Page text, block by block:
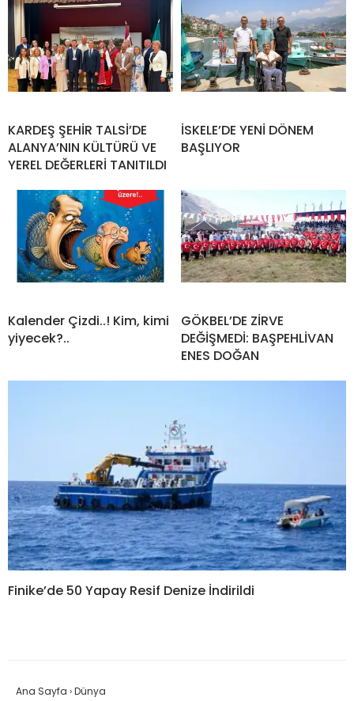
KARDEŞ ŞEHİR TALSİ’DE
ALANYA’NIN KÜLTÜRÜ VE
YEREL DEĞERLERİ TANITILDI
İSKELE’DE YENİ DÖNEM
BAŞLIYOR
Kalender Çizdi..! Kim, kimi
yiyecek?..
GÖKBEL’DE ZİRVE
DEĞİŞMEDİ: BAŞPEHLİVAN
ENES DOĞAN
Finike’de 50 Yapay Resif Denize İndirildi
Ana Sayfa ›Dünya